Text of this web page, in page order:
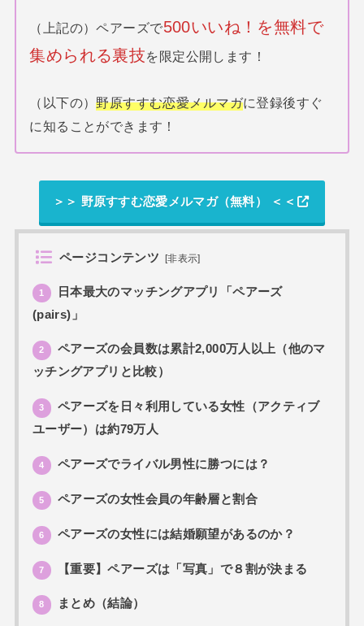
（上記の）ペアーズで500いいね！を無料で
集められる裏技を限定公開します！
（以下の）野原すすむ恋愛メルマガに登録後すぐ
に知ることができます！
＞＞ 野原すすむ恋愛メルマガ（無料） ＜＜
ページコンテンツ [非表示]
1
日本最大のマッチングアプリ「ペアーズ
(pairs)」
2
ペアーズの会員数は累計2,000万人以上（他のマ
ッチングアプリと比較）
3
ペアーズを日々利用している女性（アクティブ
ユーザー）は約79万人
4 ペアーズでライバル男性に勝つには？
5 ペアーズの女性会員の年齢層と割合
6 ペアーズの女性には結婚願望があるのか？
7 【重要】ペアーズは「写真」で８割が決まる
8 まとめ（結論）